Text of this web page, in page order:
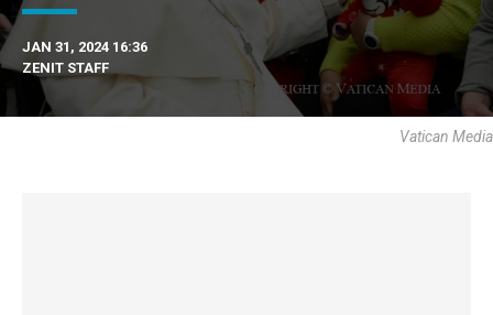
JAN 31, 2024 16:36
ZENIT STAFF
Vatican Media